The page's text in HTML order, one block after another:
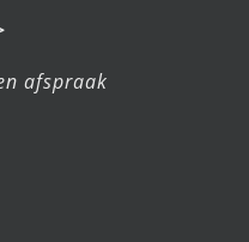
afspraak